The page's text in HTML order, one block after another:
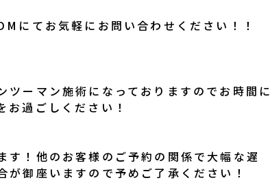
にてお気軽にお問い合わせください！！
ツーマン施術になっておりますのでお時間に
過ごしください！
す！他のお客様のご予約の関係で大幅な遅
御座いますので予めご了承ください！